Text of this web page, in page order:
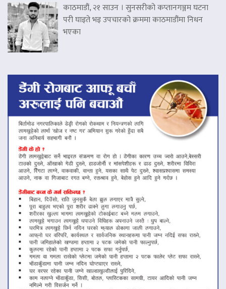
काठमाडौं, २१ साउन । सुनसरीको कप्तानगञ्जम घटना
परी घाइते भइ उपचारको क्रममा काठमाडौंमा निधन
भएका